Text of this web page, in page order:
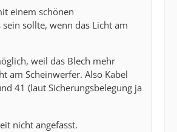
einem schönen
sollte, wenn das Licht am
weil das Blech mehr
am Scheinwerfer. Also Kabel
41 (laut Sicherungsbelegung ja
nicht angefasst.